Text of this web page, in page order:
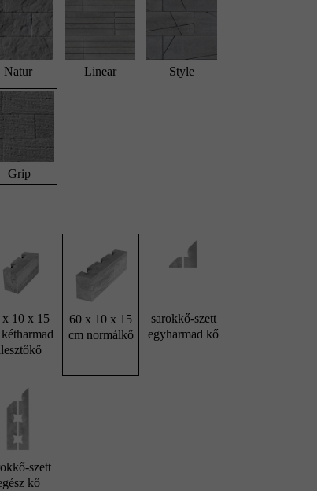
Natur Linear Style
Grip
x 10 x 15
60 x 10 x 15
cm normálkő
sarokkő-szett
egyharmad kő
szett
kő